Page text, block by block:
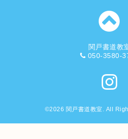
関戸書道教
050-3580-
©2026 関戸書道教室. All